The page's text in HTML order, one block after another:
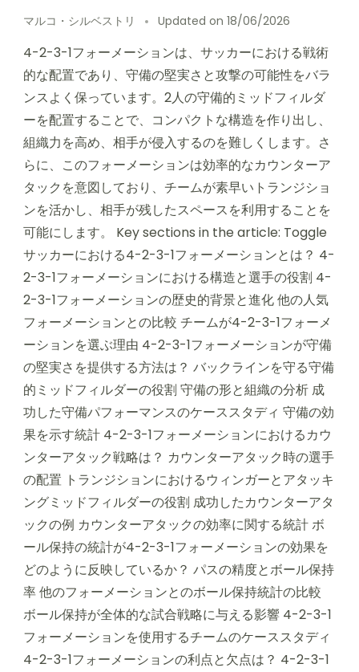
マルコ・シルベストリ Updated on 18/06/2026
4-2-3-1フォーメーションは、サッカーにおける戦術
的な配置であり、守備の堅実さと攻撃の可能性をバラ
ンスよく保っています。2人の守備的ミッドフィルダ
ーを配置することで、コンパクトな構造を作り出し、
組織力を高め、相手が侵入するのを難しくします。さ
らに、このフォーメーションは効率的なカウンターア
タックを意図しており、チームが素早いトランジショ
ンを活かし、相手が残したスペースを利用することを
可能にします。 Key sections in the article: Toggle
サッカーにおける4-2-3-1フォーメーションとは？ 4-
2-3-1フォーメーションにおける構造と選手の役割 4-
2-3-1フォーメーションの歴史的背景と進化 他の人気
フォーメーションとの比較 チームが4-2-3-1フォーメ
ーションを選ぶ理由 4-2-3-1フォーメーションが守備
の堅実さを提供する方法は？ バックラインを守る守備
的ミッドフィルダーの役割 守備の形と組織の分析 成
功した守備パフォーマンスのケーススタディ 守備の効
果を示す統計 4-2-3-1フォーメーションにおけるカウ
ンターアタック戦略は？ カウンターアタック時の選手
の配置 トランジションにおけるウィンガーとアタッキ
ングミッドフィルダーの役割 成功したカウンターアタ
ックの例 カウンターアタックの効率に関する統計 ボ
ール保持の統計が4-2-3-1フォーメーションの効果を
どのように反映しているか？ パスの精度とボール保持
率 他のフォーメーションとのボール保持統計の比較
ボール保持が全体的な試合戦略に与える影響 4-2-3-1
フォーメーションを使用するチームのケーススタディ
4-2-3-1フォーメーションの利点と欠点は？ 4-2-3-1